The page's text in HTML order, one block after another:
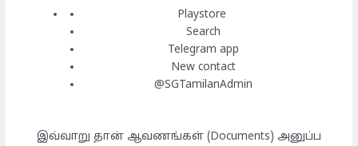
Playstore
Search
Telegram app
New contact
@SGTamilanAdmin
இவ்வாறு தான் ஆவணங்கள் (Documents) அனுப்ப